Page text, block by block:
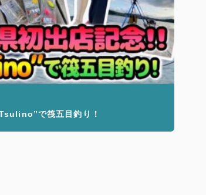
で筏五目釣り！